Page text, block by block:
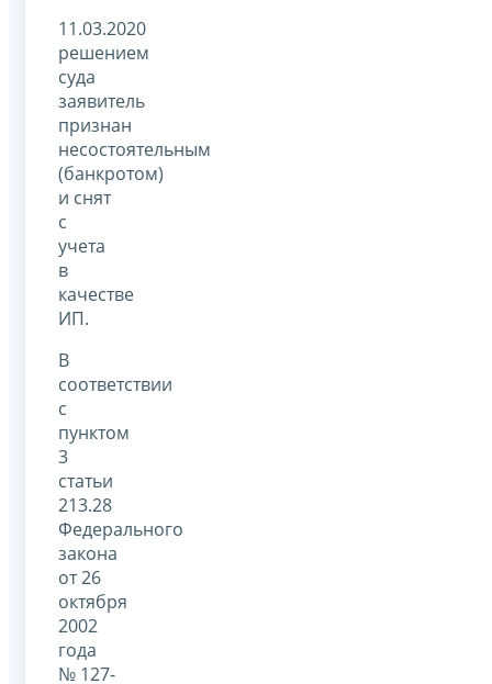
11.03.2020
решением
суда
заявитель
признан
несостоятельным
(банкротом)
и снят
с
учета
в
качестве
ИП.
В
соответствии
с
пунктом
3
статьи
213.28
Федерального
закона
от 26
октября
2002
года
№ 127-